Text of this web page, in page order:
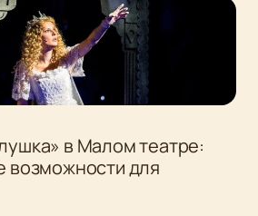
в Малом театре:
возможности для